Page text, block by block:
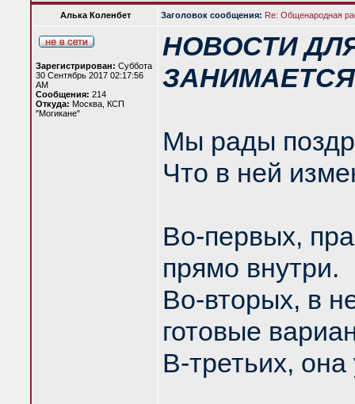
Алька Коленбет Заголовок сообщения: Re: Общенародная
Зарегистрирован: Суббота
30 Сентябрь 2017 02:17:56
AM
Сообщения: 214
Откуда: Москва, КСП
"Могикане"
НОВОСТИ
Мы рады
Что в ней
Во-первых,
прямо внутри.
Во-вторых, в
готовые
В-третьих,